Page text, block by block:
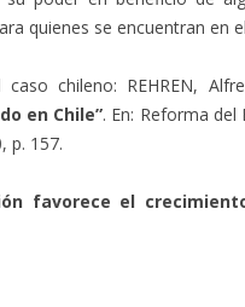
quienes se encuentran en
chileno: REHREN,
en Chile”. En: Reforma del
p. 157.
favorece el